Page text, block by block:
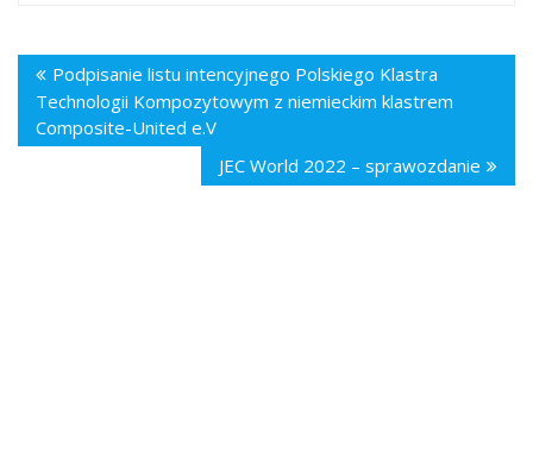
Podpisanie listu intencyjnego Polskiego Klastra
Technologii Kompozytowym z niemieckim klastrem
Composite-United e.V
JEC World 2022 – sprawozdanie